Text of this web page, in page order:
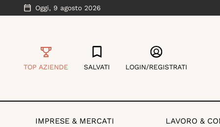
Oggi, 9 agosto 2026
TOP AZIENDE SALVATI LOGIN/REGISTRATI
IMPRESE & MERCATI LAVORO &